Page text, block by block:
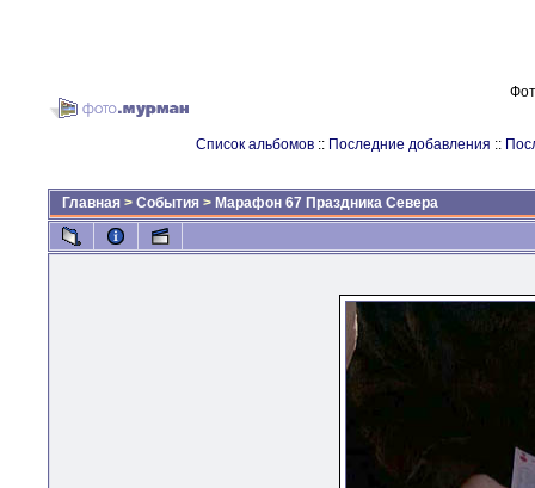
Список альбомов :: Последние добавления ::
Главная > События > Марафон 67 Праздника Севера